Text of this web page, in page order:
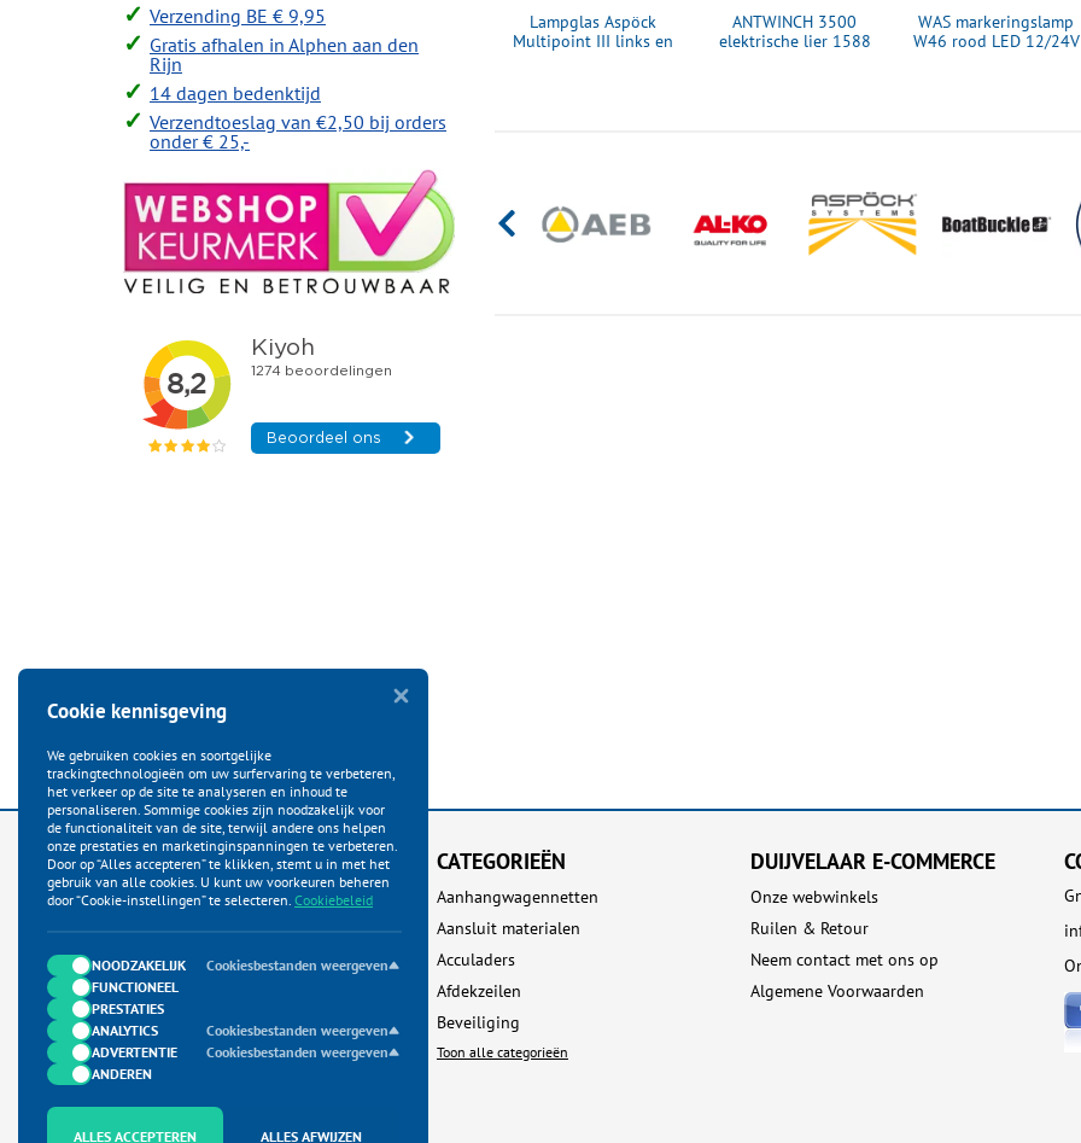
Markeringslamp rood
110x45x51mm
Reservewielhouder
driepoot
Lampglas Aspöck
Multipoint III links en
ANTWINCH 3500
elektrische lier 1588
WAS markeringslamp
W46 rood LED 12/24V
Verzending BE € 9,95
Gratis afhalen in Alphen aan den
Rijn
14 dagen bedenktijd
Verzendtoeslag van €2,50 bij orders
onder € 25,-
KLANTENSERVICE
Startpagina
Bestellen
Betalen
Verzenden
Ruilen & Retour
Garantie & Klachten
Neem contact met ons op
Algemene Voorwaarden
CATEGORIEËN
Aanhangwagennetten
Aansluit materialen
Acculaders
Afdekzeilen
Beveiliging
Toon alle categorieën
DUIJVELAAR E-COMMERCE
Onze webwinkels
Ruilen & Retour
Neem contact met ons op
Algemene Voorwaarden
Cookie kennisgeving
We gebruiken cookies en soortgelijke
trackingtechnologieën om uw surfervaring te verbeteren,
het verkeer op de site te analyseren en inhoud te
personaliseren. Sommige cookies zijn noodzakelijk voor
de functionaliteit van de site, terwijl andere ons helpen
onze prestaties en marketinginspanningen te verbeteren.
Door op “Alles accepteren” te klikken, stemt u in met het
gebruik van alle cookies. U kunt uw voorkeuren beheren
door “Cookie-instellingen” te selecteren. Cookiebeleid
NOODZAKELIJK
Cookiesbestanden weergeven
FUNCTIONEEL
PRESTATIES
ANALYTICS
Cookiesbestanden weergeven
ADVERTENTIE
Cookiesbestanden weergeven
ANDEREN
ALLES ACCEPTEREN ALLES AFWIJZEN